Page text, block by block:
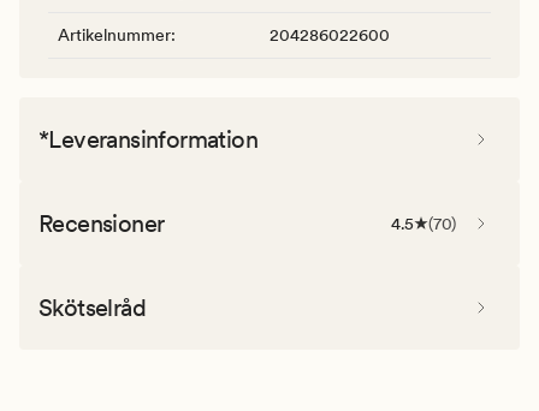
Artikelnummer: 204286022600
*Leveransinformation
Recensioner 4.5 (70)
Skötselråd